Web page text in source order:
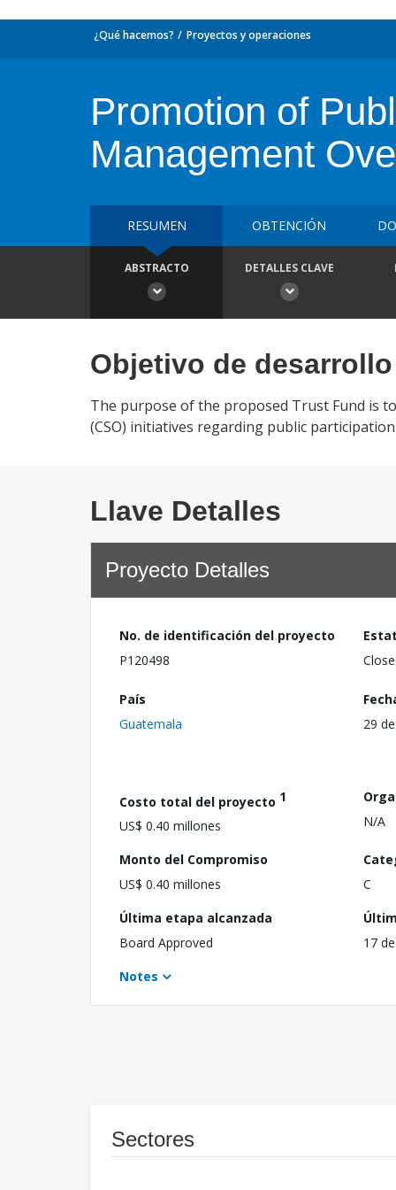
¿Qué hacemos? Proyectos y operaciones
Promotion of
Management
RESUMEN OBTENCIÓN
ABSTRACTO DETALLES CLAVE
Objetivo de desarrollo
The purpose of the proposed Trust Fund is
(CSO) initiatives regarding public
Llave Detalles
Proyecto Detalles
No. de identificación del proyecto
P120498
País
Guatemala
29
Costo total del proyecto 1
US$ 0.40 millones
N/A
Monto del Compromiso
US$ 0.40 millones
C
Última etapa alcanzada
Board Approved
17
Notes
Sectores